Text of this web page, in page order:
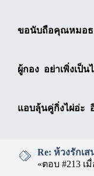
ขอนับถือคุณหมอธ
ผู้กอง อย่าเพิ่งเป็น
แอบลุ้นคู่กิ่งไผ่อ่ะ
Re: ห้วงรักเส
«ตอบ #213 เมื่